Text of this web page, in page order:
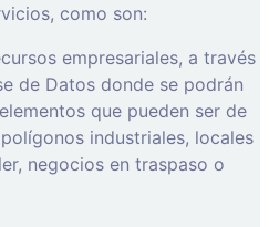
como son:
empresariales, a través
de Datos donde se podrán
que pueden ser de
industriales, locales
negocios en traspaso o